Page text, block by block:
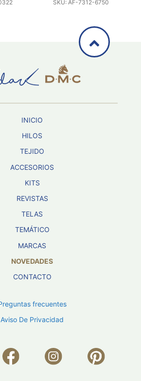
SKU: AF-7312-6750
INICIO
HILOS
TEJIDO
ACCESORIOS
KITS
REVISTAS
TELAS
TEMÁTICO
MARCAS
NOVEDADES
CONTACTO
frecuentes
Aviso De Privacidad